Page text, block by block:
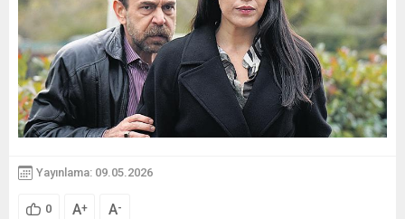
Yayınlama: 09.05.2026
0 A+ A-